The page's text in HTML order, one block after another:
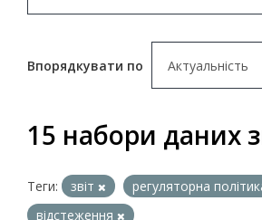
Впорядкувати по
15 набори даних
Теги: звіт
регуляторна
відстеження